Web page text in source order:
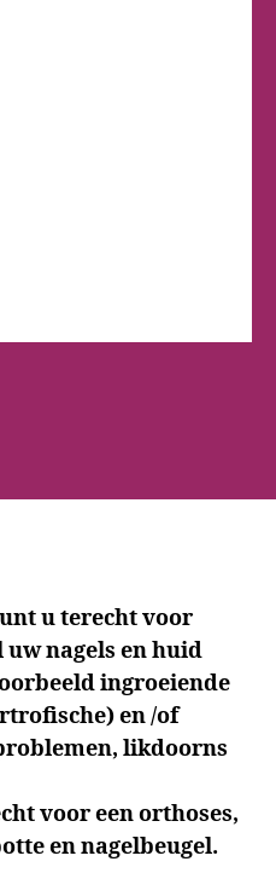
u terecht voor
nagels en huid
ingroeiende
en /of
likdoorns
voor een orthoses,
en nagelbeugel.